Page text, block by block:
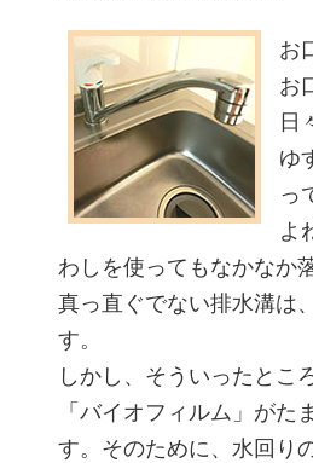
お
お
日
ゆ
っ
よ
わしを使ってもなかなか
真っ直ぐでない排水溝は
す。
しかし、そういったとこ
「バイオフィルム」が
す。そのために、水回り